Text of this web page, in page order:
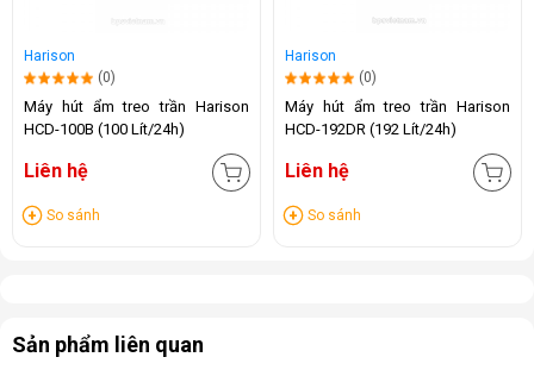
Harison
(0)
Máy hút ẩm treo trần Harison
HCD-100B (100 Lít/24h)
Liên hệ
So sánh
Harison
(0)
Máy hút ẩm treo trần Harison
HCD-192DR (192 Lít/24h)
Liên hệ
So sánh
Sản phẩm liên quan